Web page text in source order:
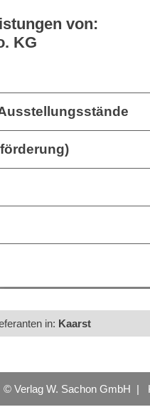
von:
KG
in: Kaarst
© Verlag W. Sachon GmbH |